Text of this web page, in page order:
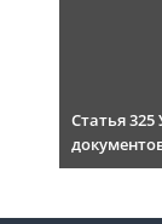
Статья